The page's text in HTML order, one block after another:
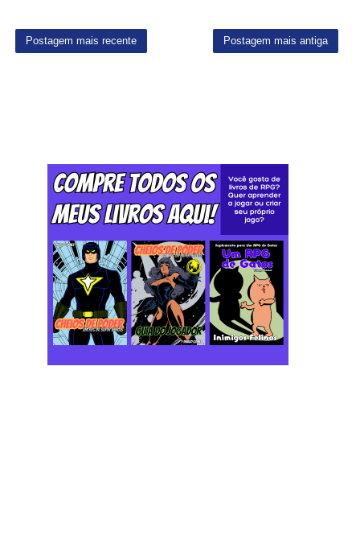
Postagem mais recente Postagem mais antiga